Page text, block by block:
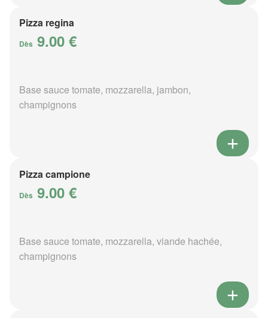
Pizza regina
Dès 9.00 €
Base sauce tomate, mozzarella, jambon,
champignons
Pizza campione
Dès 9.00 €
Base sauce tomate, mozzarella, viande hachée,
champignons